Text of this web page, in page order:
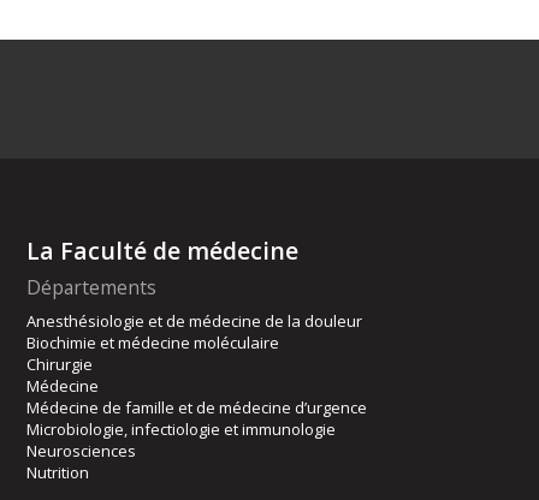
La Faculté de médecine
Départements
Anesthésiologie et de médecine de la douleur
Biochimie et médecine moléculaire
Chirurgie
Médecine
Médecine de famille et de médecine d’urgence
Microbiologie, infectiologie et immunologie
Neurosciences
Nutrition